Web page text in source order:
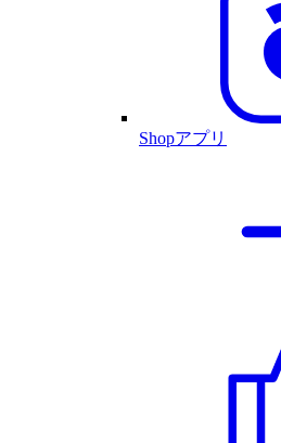
Shopアプリ